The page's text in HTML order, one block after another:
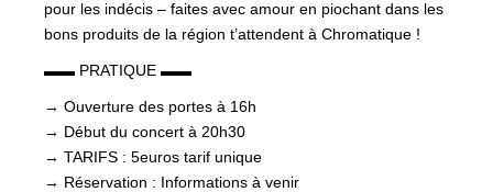
pour les indécis – faites avec amour en piochant dans les
bons produits de la région t’attendent à Chromatique !
▬▬ PRATIQUE ▬▬
→ Ouverture des portes à 16h
→ Début du concert à 20h30
→ TARIFS : 5euros tarif unique
→ Réservation : Informations à venir